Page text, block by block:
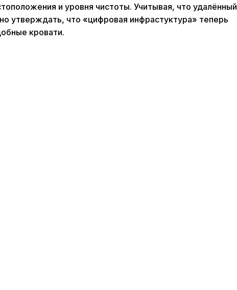
и уровня чистоты. Учитывая, что удалённый
утверждать, что «цифровая инфрастуктура» теперь
кровати.